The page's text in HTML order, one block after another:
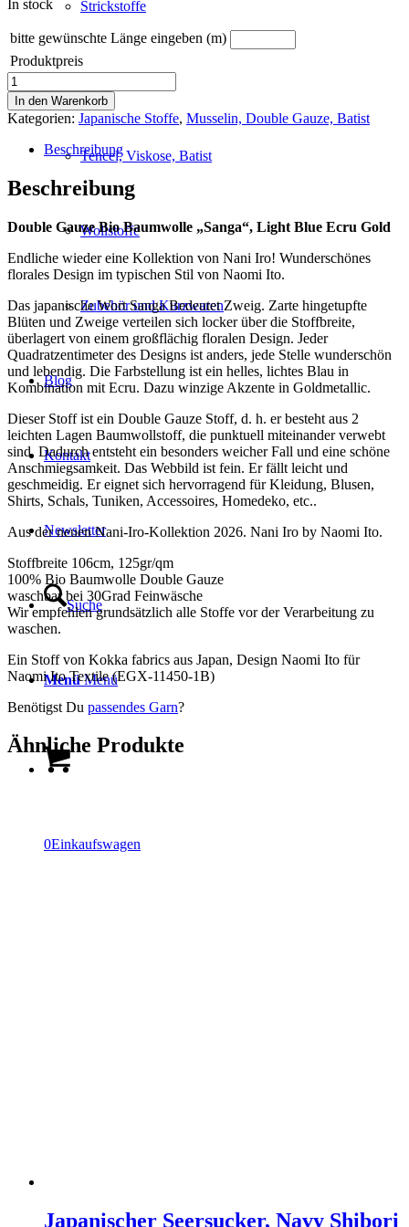
Strickstoffe
Tencel, Viskose, Batist
Wollstoffe
Zubehör und Kurzwaren
Blog
Kontakt
Newsletter
Suche
Menü Menü
0Einkaufswagen
In stock
bitte gewünschte Länge eingeben (m)
Produktpreis
Nani
Iro
Double
Gauze
"Sanga",
Blue
Ecru
Menge
In den Warenkorb
Kategorien: Japanische Stoffe, Musselin, Double Gauze, Batist
Beschreibung
Beschreibung
Double Gauze Bio Baumwolle „Sanga“, Light Blue Ecru Gold
Endliche wieder eine Kollektion von Nani Iro! Wunderschönes
florales Design im typischen Stil von Naomi Ito.
Das japanische Wort Sanga Bedeutet Zweig. Zarte hingetupfte
Blüten und Zweige verteilen sich locker über die Stoffbreite,
überlagert von einem großflächig floralen Design. Jeder
Quadratzentimeter des Designs ist anders, jede Stelle wunderschön
und lebendig. Die Farbstellung ist ein helles, lichtes Blau in
Kombination mit Ecru. Dazu winzige Akzente in Goldmetallic.
Dieser Stoff ist ein Double Gauze Stoff, d. h. er besteht aus 2
leichten Lagen Baumwollstoff, die punktuell miteinander verwebt
sind. Dadurch entsteht ein besonders weicher Fall und eine schöne
Anschmiegsamkeit. Das Webbild ist fein. Er fällt leicht und
geschmeidig. Er eignet sich hervorragend für Kleidung, Blusen,
Shirts, Schals, Tuniken, Accessoires, Homedeko, etc..
Aus der neuen Nani-Iro-Kollektion 2026. Nani Iro by Naomi Ito.
Stoffbreite 106cm, 125gr/qm
100% Bio Baumwolle Double Gauze
waschbar bei 30Grad Feinwäsche
Wir empfehlen grundsätzlich alle Stoffe vor der Verarbeitung zu
waschen.
Ein Stoff von Kokka fabrics aus Japan, Design Naomi Ito für
Naomi Ito Textile (EGX-11450-1B)
Benötigst Du passendes Garn?
Ähnliche Produkte
Japanischer Seersucker, Navy Shibori